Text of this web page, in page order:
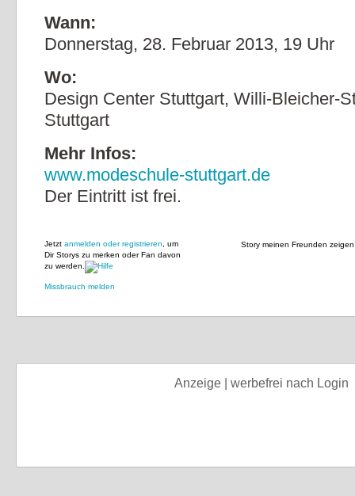
Wann:
Donnerstag, 28. Februar 2013, 19 Uhr
Wo:
Design Center Stuttgart, Willi-Bleicher-
Stuttgart
Mehr Infos:
www.modeschule-stuttgart.de
Der Eintritt ist frei.
Story meinen Freunden
Jetzt anmelden oder registrieren , um
Dir Storys zu merken oder Fan davon
zu werden.
Missbrauch melden
Anzeige | werbefrei nach Login